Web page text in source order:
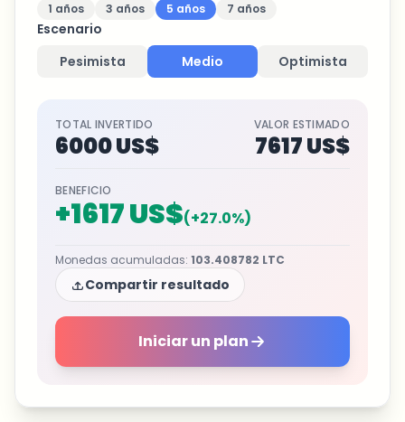
1 años 3 años 5 años 7 años
Escenario
Pesimista
Medio Optimista
TOTAL INVERTIDO
6000 US$
VALOR ESTIMADO
7617 US$
BENEFICIO
+1617 US$(+27.0%)
Monedas acumuladas: 103.408782 LTC
Compartir resultado
Iniciar un plan